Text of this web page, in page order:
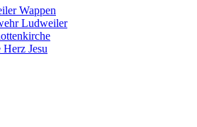
Wappen
Ludweiler
Jesu